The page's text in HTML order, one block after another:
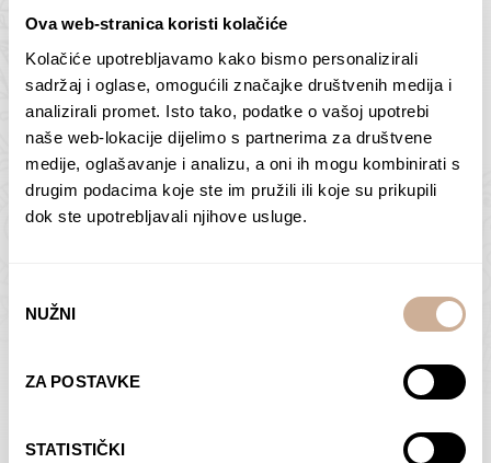
Ova web-stranica koristi kolačiće
Kolačiće upotrebljavamo kako bismo personalizirali
sadržaj i oglase, omogućili značajke društvenih medija i
analizirali promet. Isto tako, podatke o vašoj upotrebi
naše web-lokacije dijelimo s partnerima za društvene
medije, oglašavanje i analizu, a oni ih mogu kombinirati s
drugim podacima koje ste im pružili ili koje su prikupili
dok ste upotrebljavali njihove usluge.
pristanka
NUŽNI
ZA POSTAVKE
STATISTIČKI
Butan – ljudi 2
75,00€ – 138,00€Raspon
cijena:
od
75,00 €
138,00 €
ODABERI OPCIJE
Antarktika – krajolik
2
75,00€ – 138,00€Raspon
cijena:
od
ODABERI OPCIJE
Dolac
ODABERI OPCIJE
Moreškanti – sjena
€Raspon
od
ODABERI OPCIJE